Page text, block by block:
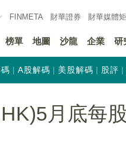
FINMETA 財華證券 財華媒體
榜單 地圖 沙龍 企業 研
A股解碼 美股解碼 股評
月底每